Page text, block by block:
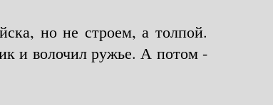
но не строем, а толпой.
и волочил ружье. А потом -